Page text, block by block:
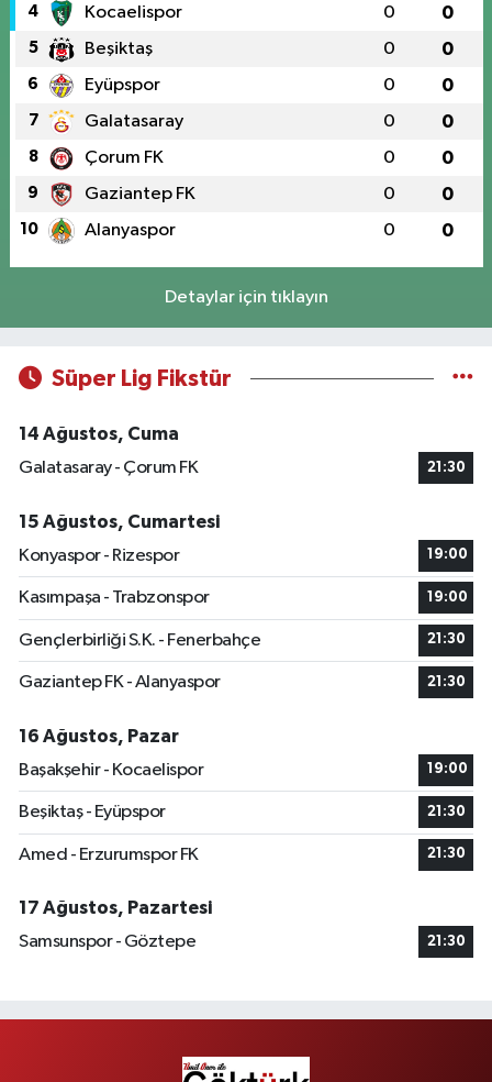
4 Kocaelispor 0 0
5 Beşiktaş 0 0
6 Eyüpspor 0 0
7 Galatasaray 0 0
8 Çorum FK 0 0
9 Gaziantep FK 0 0
10 Alanyaspor 0 0
Detaylar için tıklayın
Süper Lig Fikstür
14 Ağustos, Cuma
Galatasaray - Çorum FK
21:30
15 Ağustos, Cumartesi
Konyaspor - Rizespor
19:00
Kasımpaşa - Trabzonspor 19:00
Gençlerbirliği S.K. - Fenerbahçe 21:30
Gaziantep FK - Alanyaspor 21:30
16 Ağustos, Pazar
Başakşehir - Kocaelispor
19:00
Beşiktaş - Eyüpspor 21:30
Amed - Erzurumspor FK 21:30
17 Ağustos, Pazartesi
Samsunspor - Göztepe
21:30